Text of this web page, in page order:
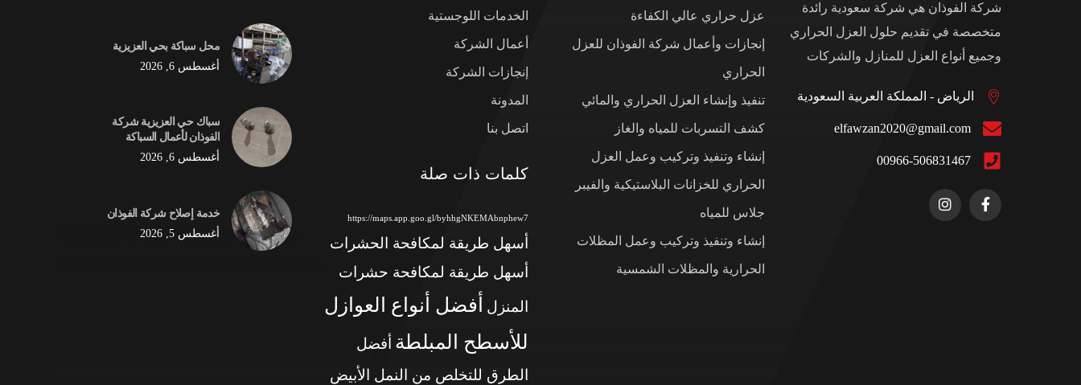
شركة الفوذان هي شركة سعودية رائدة
متخصصة في تقديم حلول العزل الحراري
وجميع أنواع العزل للمنازل والشركات
الرياض - المملكة العربية السعودية
elfawzan2020@gmail.com
00966-506831467
عزل حراري عالي الكفاءة
إنجازات وأعمال شركة الفوذان للعزل
الحراري
تنفيذ وإنشاء العزل الحراري والمائي
كشف التسربات للمياه والغاز
إنشاء وتنفيذ وتركيب وعمل العزل
الحراري للخزانات البلاستيكية والفيبر
جلاس للمياه
إنشاء وتنفيذ وتركيب وعمل المظلات
الحرارية والمظلات الشمسية
الخدمات اللوجستية
أعمال الشركة
إنجازات الشركة
المدونة
اتصل بنا
كلمات ذات صلة
https://maps.app.goo.gl/byhhgNKEMAbnphew7
أسهل طريقة لمكافحة الحشرات
أسهل طريقة لمكافحة حشرات
المنزل
أفضل أنواع العوازل
للأسطح المبلطة أفضل
الطرق للتخلص من النمل الأبيض
محل سباكة بحي العزيزية
أغسطس 6, 2026
سباك حي العزيزية شركة
الفوذان لأعمال السباكة
أغسطس 6, 2026
خدمة إصلاح شركة الفوذان
أغسطس 5, 2026